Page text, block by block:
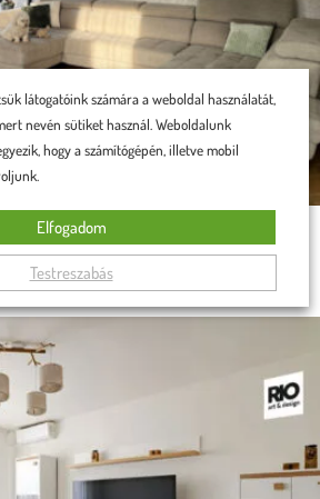
záloga
látogatóink számára a weboldal használatát,
nevén sütiket használ. Weboldalunk
hogy a számítógépén, illetve mobil
Testreszabás
Elfogadom